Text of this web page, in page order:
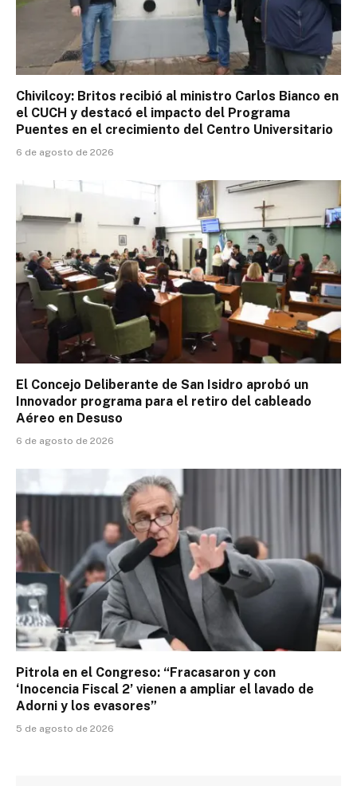
Chivilcoy: Britos recibió al ministro Carlos Bianco en
el CUCH y destacó el impacto del Programa
Puentes en el crecimiento del Centro Universitario
6 de agosto de 2026
El Concejo Deliberante de San Isidro aprobó un
Innovador programa para el retiro del cableado
Aéreo en Desuso
6 de agosto de 2026
Pitrola en el Congreso: “Fracasaron y con
‘Inocencia Fiscal 2’ vienen a ampliar el lavado de
Adorni y los evasores”
5 de agosto de 2026